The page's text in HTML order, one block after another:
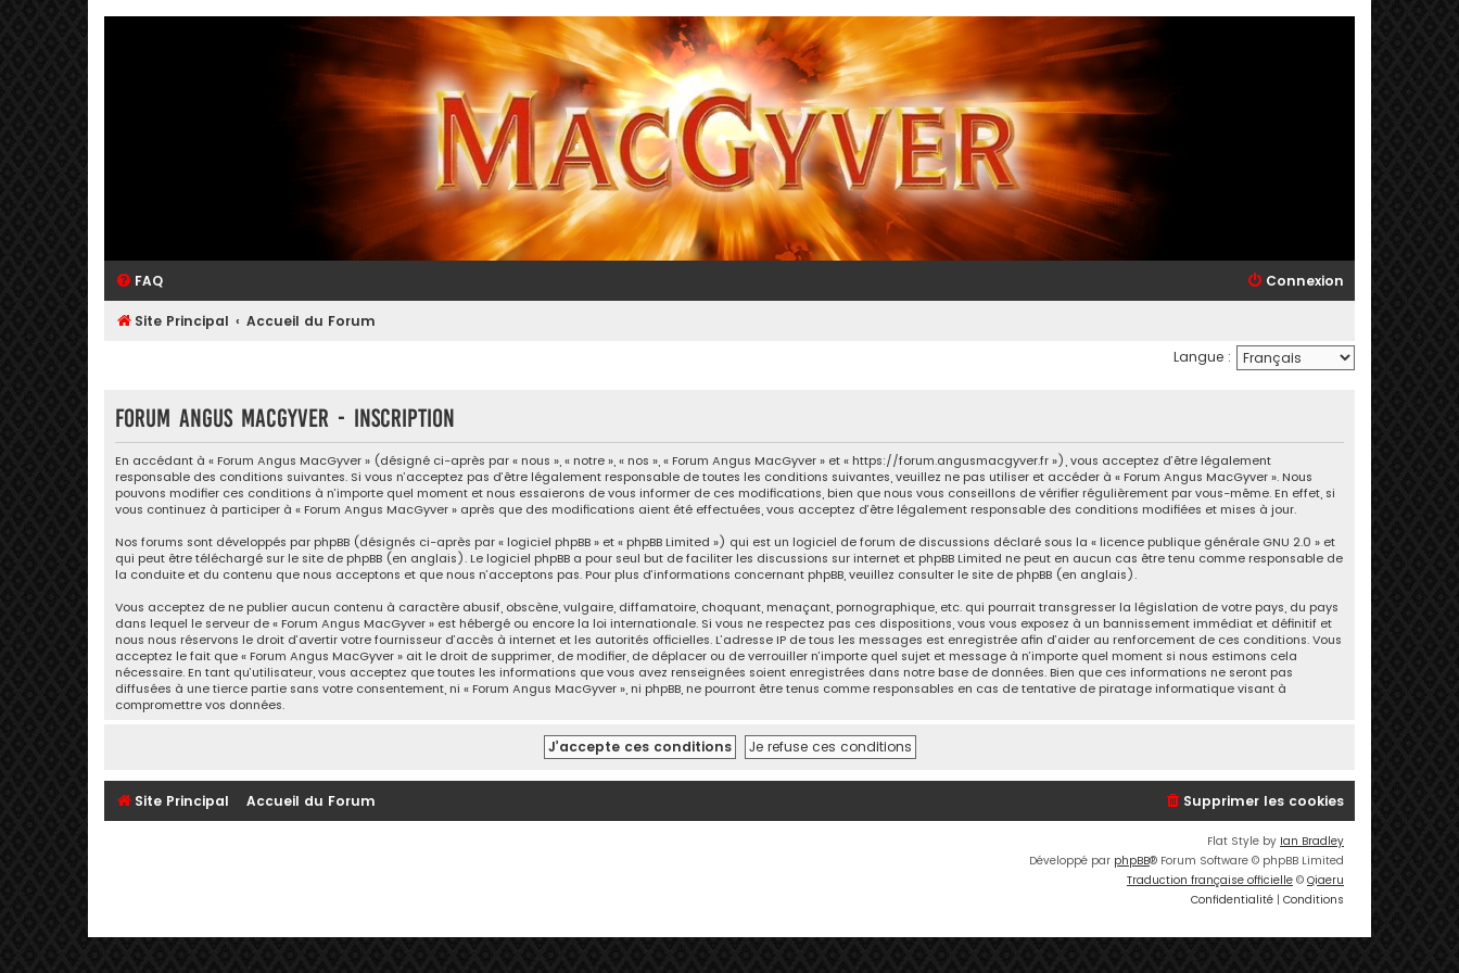
FAQ Connexion
Site Principal
Accueil du Forum
Langue :
Forum Angus MacGyver - Inscription
En accédant à « Forum Angus MacGyver » (désigné ci-après par « nous », « notre », « nos », « Forum Angus MacGyver » et « https://forum.angusmacgyver.fr »), vous acceptez d’être légalement
responsable des conditions suivantes. Si vous n’acceptez pas d’être légalement responsable de toutes les conditions suivantes, veuillez ne pas utiliser et accéder à « Forum Angus MacGyver ». Nous
pouvons modifier ces conditions à n’importe quel moment et nous essaierons de vous informer de ces modifications, bien que nous vous conseillons de vérifier régulièrement par vous-même. En effet, si
vous continuez à participer à « Forum Angus MacGyver » après que des modifications aient été effectuées, vous acceptez d’être légalement responsable des conditions modifiées et mises à jour.
Nos forums sont développés par phpBB (désignés ci-après par « logiciel phpBB » et « phpBB Limited ») qui est un logiciel de forum de discussions déclaré sous la « licence publique générale GNU 2.0 » et
qui peut être téléchargé sur le site de phpBB (en anglais). Le logiciel phpBB a pour seul but de faciliter les discussions sur internet et phpBB Limited ne peut en aucun cas être tenu comme responsable de
la conduite et du contenu que nous acceptons et que nous n’acceptons pas. Pour plus d’informations concernant phpBB, veuillez consulter le site de phpBB (en anglais).
Vous acceptez de ne publier aucun contenu à caractère abusif, obscène, vulgaire, diffamatoire, choquant, menaçant, pornographique, etc. qui pourrait transgresser la législation de votre pays, du pays
dans lequel le serveur de « Forum Angus MacGyver » est hébergé ou encore la loi internationale. Si vous ne respectez pas ces dispositions, vous vous exposez à un bannissement immédiat et définitif et
nous nous réservons le droit d’avertir votre fournisseur d’accès à internet et les autorités officielles. L’adresse IP de tous les messages est enregistrée afin d’aider au renforcement de ces conditions. Vous
acceptez le fait que « Forum Angus MacGyver » ait le droit de supprimer, de modifier, de déplacer ou de verrouiller n’importe quel sujet et message à n’importe quel moment si nous estimons cela
nécessaire. En tant qu’utilisateur, vous acceptez que toutes les informations que vous avez renseignées soient enregistrées dans notre base de données. Bien que ces informations ne seront pas
diffusées à une tierce partie sans votre consentement, ni « Forum Angus MacGyver », ni phpBB, ne pourront être tenus comme responsables en cas de tentative de piratage informatique visant à
compromettre vos données.
Site Principal Accueil du Forum Supprimer les cookies
Flat Style by Ian Bradley
Développé par phpBB® Forum Software © phpBB Limited
Traduction française officielle © Qiaeru
Confidentialité | Conditions